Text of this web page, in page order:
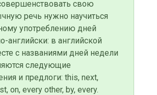
свою
речь нужно научиться
употреблению дней
английски: в английской
с названиями дней недели
следующие
и предлоги: this, next,
on, every other, by, every.